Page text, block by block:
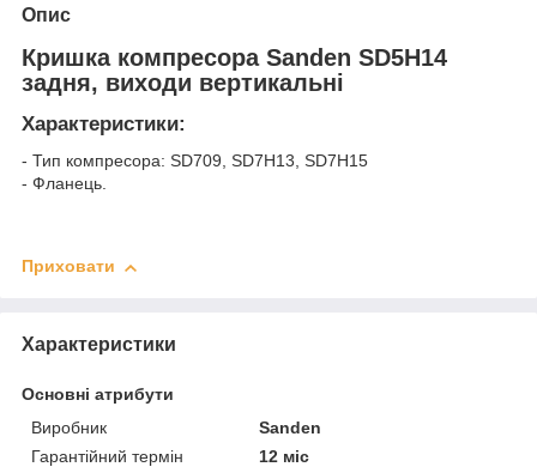
Опис
Кришка компресора Sanden SD5H14
задня, виходи вертикальні
Характеристики:
- Тип компресора: SD709, SD7H13, SD7H15
- Фланець.
Приховати
Характеристики
Основні атрибути
Виробник
Sanden
Гарантійний термін
12 міс